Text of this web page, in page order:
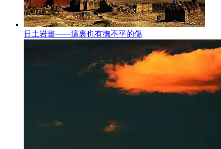
日土岩畫——這裏也有撫不平的傷